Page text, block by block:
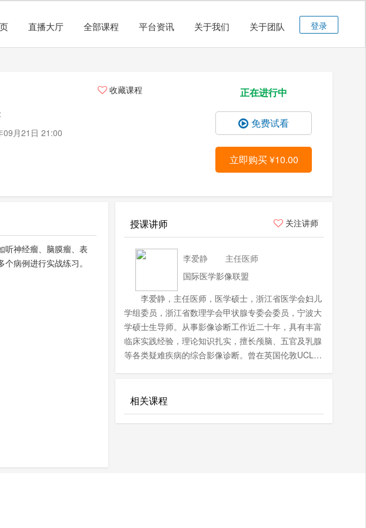
直播大厅 全部课程 平台资讯 关于我们 关于团队 登录
收藏课程
09月21日 21:00
正在进行中
免费试看
立即购买 ¥10.00
听神经瘤、脑膜瘤、表
病例进行实战练习。
授课讲师 关注讲师
李爱静
主任医师
国际医学影像联盟
李爱静，主任医师，医学硕士，浙江省医学会妇儿
学组委员，浙江省数理学会甲状腺专委会委员，宁波大
学硕士生导师。从事影像诊断工作近二十年，具有丰富
临床实践经验，理论知识扎实，擅长颅脑、五官及乳腺
等各类疑难疾病的综合影像诊断。曾在英国伦敦UCL大
内外核心期刊发表论文多篇，其中SCI收录4篇，中华级
杂志1篇，省一级杂志1篇。参与编写《影像科住院医师
规范化培训必读》，参与翻译《肌肉骨骼影像学》。
相关课程